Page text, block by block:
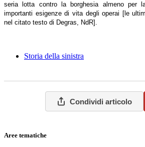
seria lotta contro la borghesia almeno per
importanti esigenze di vita degli operai [le
nel citato testo di Degras, NdR].
Storia della sinistra
Condividi articolo
Aree tematiche